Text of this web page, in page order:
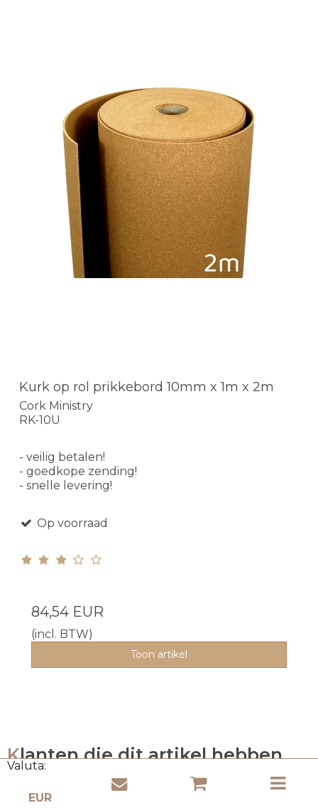
Valuta:
Kurk op rol prikkebord 10mm x 1m x 2m
Cork Ministry
RK-10U
- veilig betalen!
- goedkope zending!
- snelle levering!
Op voorraad
84,54 EUR
(incl. BTW)
Toon artikel
Klanten die dit artikel hebben
gekocht kochten ook